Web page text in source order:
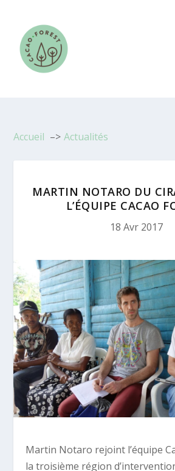
Accueil Actualités
MARTIN NOTARO DU
L’ÉQUIPE CACAO
18 Avr 2017
Martin Notaro rejoint l’équipe
la troisième région